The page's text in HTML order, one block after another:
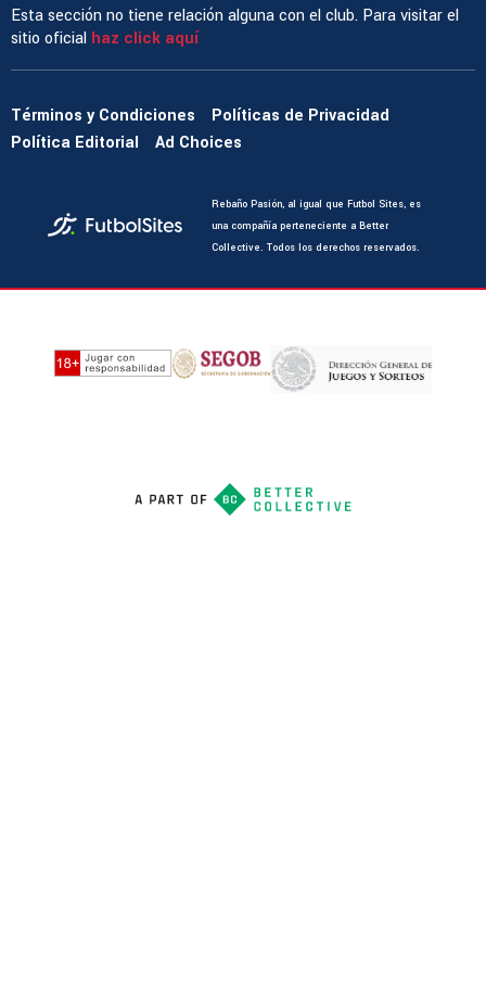
Esta sección no tiene relación alguna con el club. Para visitar el
sitio oficial haz click aquí
Términos y Condiciones
Políticas de Privacidad
Política Editorial
Ad Choices
Rebaño Pasión, al igual que Futbol Sites, es
una compañía perteneciente a Better
Collective. Todos los derechos reservados.